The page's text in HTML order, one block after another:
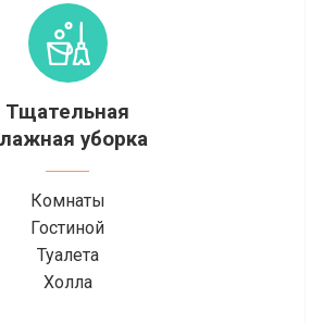
Тщательная
уборка
Комнаты
Гостиной
Туалета
Холла